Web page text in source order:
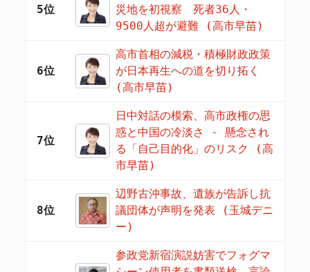
5位
災地を初視察 死者36人・
9500人超が避難 (高市早苗)
6位
高市首相の減税・積極財政政策
が日本再生への道を切り拓く
(高市早苗)
7位
日中対話の模索、高市政権の思
惑と中国の冷淡さ - 懸念され
る「自己目的化」のリスク (高
市早苗)
8位
辺野古沖事故、遺族が告訴し抗
議団体が声明を発表 (玉城デニ
ー)
参政党新宿演説妨害でフォグマ